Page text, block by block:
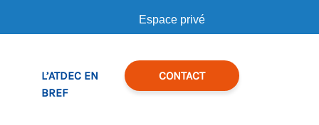
Espace privé
L’ATDEC EN
BREF
CONTACT